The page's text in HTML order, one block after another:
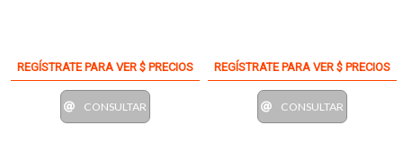
REGÍSTRATE PARA VER $ PRECIOS
CONSULTAR
REGÍSTRATE PARA VER $ PRECIOS
CONSULTAR